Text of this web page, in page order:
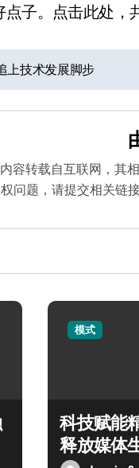
子。点击此处，
上技术发展脚步
内容转载自互联网，
问题，请提交相关链
模式
科技赋能
释放媒体